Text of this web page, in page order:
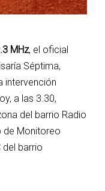
MHz, el oficial
Séptima,
intervención
a las 3.30,
del barrio Radio
de Monitoreo
del barrio